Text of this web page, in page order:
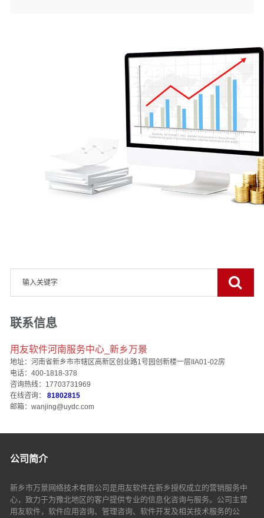
联系信息
用友软件河南服务中心_新乡万景
地址：河南省新乡市市辖区高新区创业路1号园创新楼一层IIA01-02房
电话：400-1818-378
咨询热线：17703731969
在线咨询：
81802815
邮箱：wanjing@uydc.com
公司简介
新乡市万景网络技术有限公司是用友软件在新乡授权成立的营销服务中
心，致力于为豫北地区的客户提供专业的信息化咨询与服务。公司主营
用友软件，软件应用咨询、管理咨询、软件开发及相关技术服务的公